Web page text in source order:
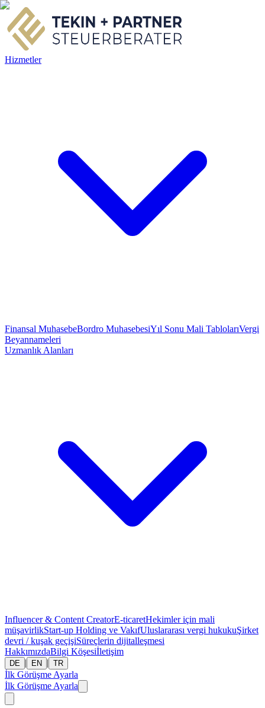
Hizmetler
Finansal MuhasebeBordro MuhasebesiYıl Sonu Mali TablolarıVergi
Beyannameleri
Uzmanlık Alanları
Influencer & Content CreatorE-ticaretHekimler için mali
müşavirlikStart-up Holding ve VakıfUluslararası vergi hukukuŞirket
devri / kuşak geçişiSüreçlerin dijitalleşmesi
HakkımızdaBilgi Köşesiİletişim
DE | EN | TR
İlk Görüşme Ayarla
İlk Görüşme Ayarla